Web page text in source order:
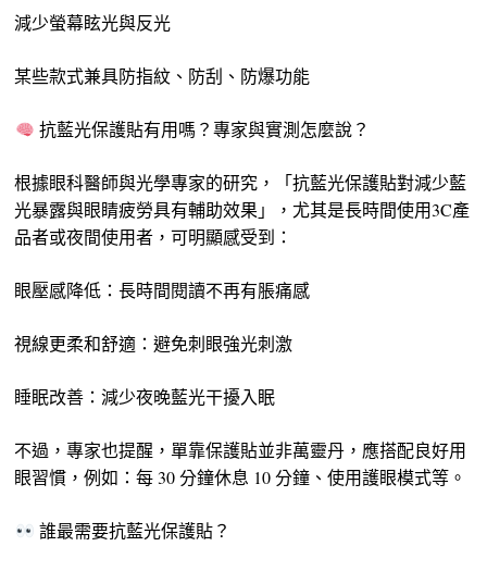
減少螢幕眩光與反光
某些款式兼具防指紋、防刮、防爆功能
抗藍光保護貼有用嗎？專家與實測怎麼說？
根據眼科醫師與光學專家的研究，「抗藍光保護貼對減少藍
光暴露與眼睛疲勞具有輔助效果」，尤其是長時間使用3C產
品者或夜間使用者，可明顯感受到：
眼壓感降低：長時間閱讀不再有脹痛感
視線更柔和舒適：避免刺眼強光刺激
睡眠改善：減少夜晚藍光干擾入眠
不過，專家也提醒，單靠保護貼並非萬靈丹，應搭配良好用
眼習慣，例如：每 30 分鐘休息 10 分鐘、使用護眼模式等。
誰最需要抗藍光保護貼？